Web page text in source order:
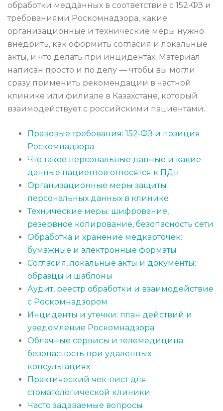
обработки медданных в соответствие с 152‑ФЗ и
требованиями Роскомнадзора, какие
организационные и технические меры нужно
внедрить, как оформить согласия и локальные
акты, и что делать при инцидентах. Материал
написан просто и по делу — чтобы вы могли
сразу применить рекомендации в частной
клинике или филиале в Казахстане, который
взаимодействует с российскими пациентами.
Правовые требования: 152‑ФЗ и позиция
Роскомнадзора
Что такое персональные данные и какие
данные пациентов относятся к ПДн
Организационные меры защиты
персональных данных в клинике
Технические меры: шифрование,
резервное копирование, безопасность сети
Обработка и хранение медкарточек:
бумажные и электронные форматы
Согласия, локальные акты и документы:
образцы и шаблоны
Аудит, реестр обработки и взаимодействие
с Роскомнадзором
Инциденты и утечки: план действий и
уведомление Роскомнадзора
Облачные сервисы и телемедицина:
безопасность при удаленных
консультациях
Практический чек-лист для
стоматологической клиники
Часто задаваемые вопросы